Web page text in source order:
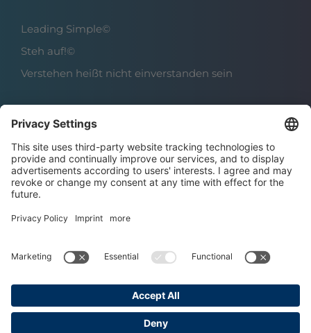
Leading Simple©
Steh auf!©
Verstehen heißt nicht einverstanden sein
Über das Institut
Boris Grundl
Das Team
DatenschutzImpressumAGBs
Copyright © 2025 Grundl Institut